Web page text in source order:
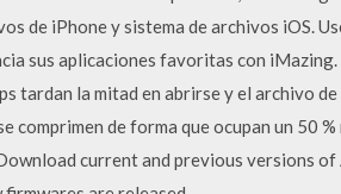
de iPhone y sistema de archivos iOS.
sus aplicaciones favoritas con
tardan la mitad en abrirse y el archivo
comprimen de forma que ocupan un 50
current and previous versions